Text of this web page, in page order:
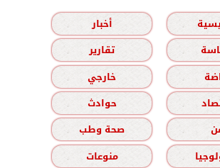
أخبار
تقارير
خارجي
حوادث
صحة وطب
منوعات